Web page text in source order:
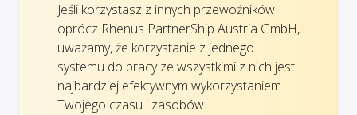
Jeśli korzystasz z innych przewoźników
oprócz Rhenus PartnerShip Austria GmbH,
uważamy, że korzystanie z jednego
systemu do pracy ze wszystkimi z nich jest
najbardziej efektywnym wykorzystaniem
Twojego czasu i zasobów.